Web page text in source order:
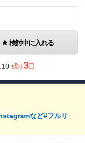
検討中に入れる
残り3日
など#フルリ